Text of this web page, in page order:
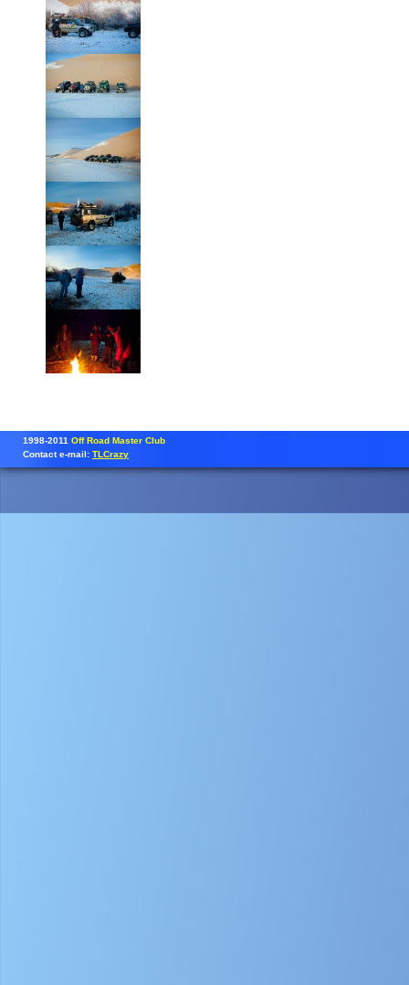
1998-2011 Off Road Master Club
Contact e-mail: TLCrazy